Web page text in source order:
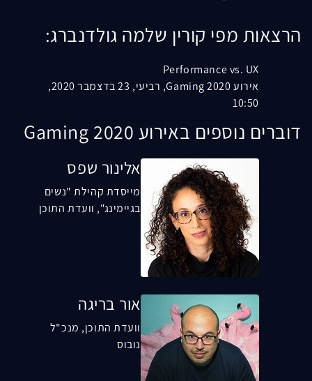
הרצאות מפי קורין שלמה גולדנברג:
Performance vs. UX
אירוע Gaming 2020, רביעי, 23 בדצמבר 2020,
10:50
דוברים נוספים באירוע Gaming 2020
אלינור שפס
מייסדת קהילת "נשים
בגיימינג", וועדת התוכן
אור בריגה
וועדת התוכן, מנכ"ל
נובוס